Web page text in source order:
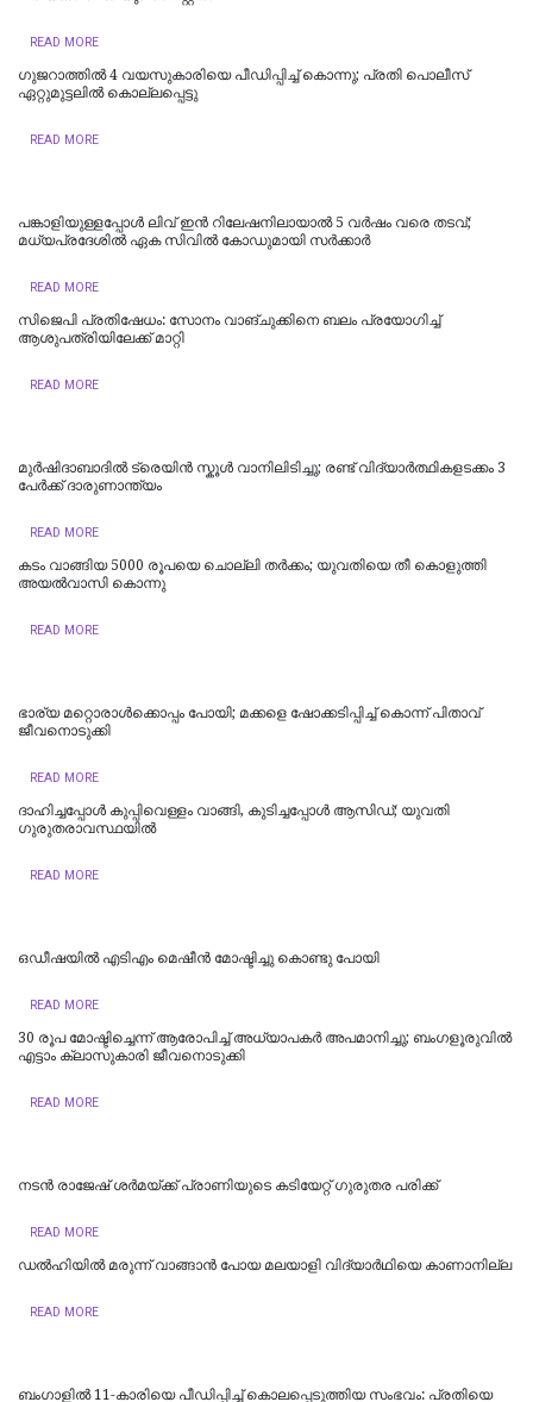
READ MORE
ഗുജറാത്തിൽ 4 വയസുകാരിയെ പീഡിപ്പിച്ച് കൊന്നു; പ്രതി പൊലീസ്
ഏറ്റുമുട്ടലിൽ കൊല്ലപ്പെട്ടു
READ MORE
പങ്കാളിയുള്ളപ്പോള്‍ ലിവ്‌ ഇൻ റിലേഷനിലായാൽ 5 വർഷം വരെ തടവ്;
മധ്യപ്രദേശിൽ ഏക സിവിൽ കോഡുമായി സർക്കാർ
READ MORE
സിജെപി പ്രതിഷേധം: സോനം വാങ്ചുക്കിനെ ബലം പ്രയോഗിച്ച്
ആശുപത്രിയിലേക്ക് മാറ്റി
READ MORE
മുർഷിദാബാദിൽ ട്രെയിൻ സ്കൂൾ വാനിലിടിച്ചു; രണ്ട് വിദ്യാർത്ഥികളടക്കം 3
പേർക്ക് ദാരുണാന്ത്യം
READ MORE
കടം വാങ്ങിയ 5000 രൂപയെ ചൊല്ലി തര്‍ക്കം; യുവതിയെ തീ കൊളുത്തി
അയല്‍വാസി കൊന്നു
READ MORE
ഭാര്യ മറ്റൊരാൾക്കൊപ്പം പോയി; മക്കളെ ഷോക്കടിപ്പിച്ച് കൊന്ന് പിതാവ്
ജീവനൊടുക്കി
READ MORE
ദാഹിച്ചപ്പോള്‍ കുപ്പിവെള്ളം വാങ്ങി, കുടിച്ചപ്പോള്‍ ആസിഡ്; യുവതി
ഗുരുതരാവസ്ഥയില്‍
READ MORE
ഒഡീഷയിൽ എടിഎം മെഷീൻ മോഷ്ടിച്ചു കൊണ്ടു പോയി
READ MORE
30 രൂപ മോഷ്ടിച്ചെന്ന് ആരോപിച്ച് അധ്യാപകർ അപമാനിച്ചു; ബംഗളൂരുവിൽ
എട്ടാം ക്ലാസുകാരി ജീവനൊടുക്കി
READ MORE
നടൻ രാജേഷ് ശർമയ്ക്ക് പ്രാണിയുടെ കടിയേറ്റ് ഗുരുതര പരിക്ക്
READ MORE
ഡല്‍ഹിയില്‍ മരുന്ന് വാങ്ങാൻ പോയ മലയാളി വിദ്യാർഥിയെ കാണാനില്ല
READ MORE
ബംഗാളിൽ 11-കാരിയെ പീഡിപ്പിച്ച് കൊലപ്പെടുത്തിയ സംഭവം: പ്രതിയെ